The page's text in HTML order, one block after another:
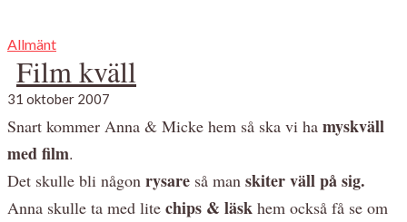
Allmänt
Film kväll
31 oktober 2007
Snart kommer Anna & Micke hem så ska vi ha myskväll
med film.
Det skulle bli någon rysare så man skiter väll på sig.
Anna skulle ta med lite chips & läsk hem också få se om